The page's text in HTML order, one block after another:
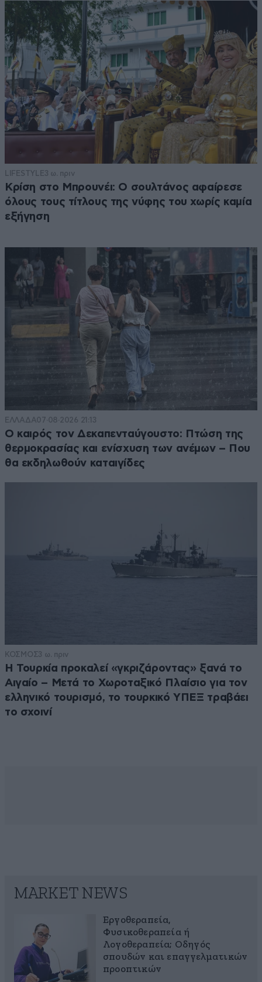
LIFESTYLE3 ω. πριν
Κρίση στο Μπρουνέι: Ο σουλτάνος αφαίρεσε
όλους τους τίτλους της νύφης του χωρίς καμία
εξήγηση
ΕΛΛΑΔΑ07·08·2026 21:13
Ο καιρός τον Δεκαπενταύγουστο: Πτώση της
θερμοκρασίας και ενίσχυση των ανέμων – Που
θα εκδηλωθούν καταιγίδες
ΚΟΣΜΟΣ3 ω. πριν
Η Τουρκία προκαλεί «γκριζάροντας» ξανά το
Αιγαίο – Μετά το Χωροταξικό Πλαίσιο για τον
ελληνικό τουρισμό, το τουρκικό ΥΠΕΞ τραβάει
το σχοινί
MARKET NEWS
Εργοθεραπεία,
Φυσικοθεραπεία ή
Λογοθεραπεία; Οδηγός
σπουδών και επαγγελματικών
προοπτικών